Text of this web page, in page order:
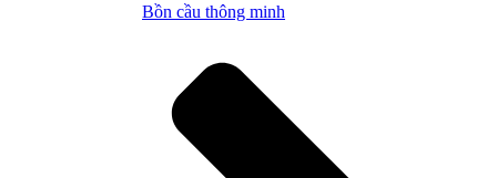
Bồn cầu thông minh